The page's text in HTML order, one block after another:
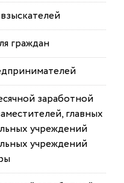
граждан
заработной
главных
учреждений
учреждений